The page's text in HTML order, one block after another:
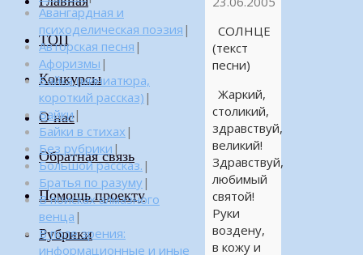
ТОП
Конкурсы
О нас
Обратная связь
Помощь проекту
Рубрики
СОЛНЦЕ
(текст
песни)
Жаркий,
столикий,
здравствуй,
великий!
Здравствуй,
любимый
святой!
Руки
воздену,
в кожу и
Авангардная и
психоделическая поэзия |
Авторская песня |
Афоризмы |
Байка (миниатюра,
короткий рассказ) |
Байки|
Байки в стихах |
Без рубрики |
Большой рассказ. |
Братья по разуму|
В поисках алмазного
венца |
В поле зрения:
информационные и иные